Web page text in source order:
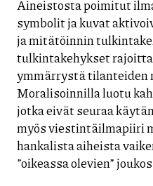
Aineistosta poimitut
symbolit ja kuvat
ja mitätöinnin
tulkintakehykset
ymmärrystä tilanteiden
Moralisoinnilla luotu
jotka eivät seuraa
myös viestintäilmapiiri
hankalista aiheista
”oikeassa olevien”